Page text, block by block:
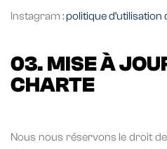
Instagram :politique d’utilisation
03. MISE À
CHARTE
Nous nous réservons le droit